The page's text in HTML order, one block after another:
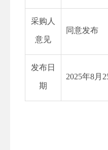
采购人
意见
同意发布
发布日
期
2025年8月